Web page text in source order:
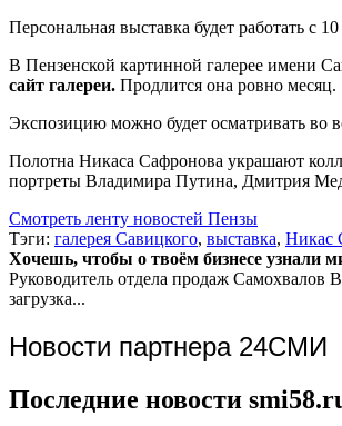
Персональная выставка будет работать с
В Пензенской картинной галерее имени
сайт галереи. Продлится она ровно месяц.
Экспозицию можно будет осматривать во
Полотна Никаса Сафронова украшают
портреты Владимира Путина, Дмитрия
Смотреть ленту новостей Пензы
Тэги: галерея Савицкого, выставка, Никас
Хочешь, чтобы о твоём бизнесе узнали
Руководитель отдела продаж Самохвалов
загрузка...
Новости партнера 24СМИ
Последние новости